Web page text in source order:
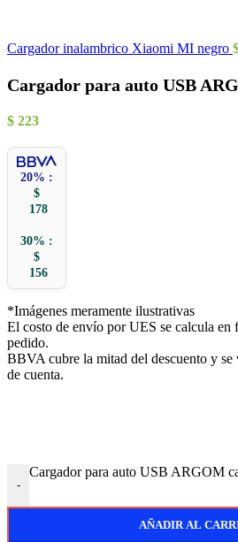
Cargador inalambrico Xiaomi MI negro
Cargador para auto USB
$ 223
20% :
$
178
30% :
$
156
*Imágenes meramente ilustrativas
El costo de envío por UES se calcula en
pedido.
BBVA cubre la mitad del descuento y se
de cuenta.
-
Cargador para auto USB ARGOM
AÑADIR AL